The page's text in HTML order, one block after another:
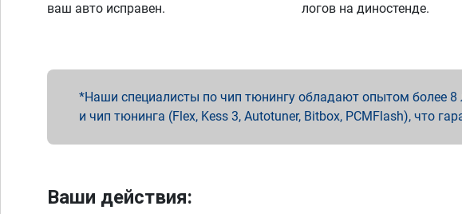
ваш авто исправен.
логов на диностенде.
Наши специалисты по чип тюнингу обладают опытом более
и чип тюнинга (Flex, Kess 3, Autotuner, Bitbox, PCMFlash), что
Ваши действия: